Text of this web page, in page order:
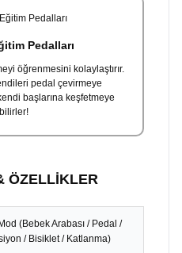
Pedalları
öğrenmesini kolaylaştırır.
pedal çevirmeye
başlarına keşfetmeye
ÖZELLİKLER
(Bebek Arabası / Pedal /
/ Bisiklet / Katlanma)